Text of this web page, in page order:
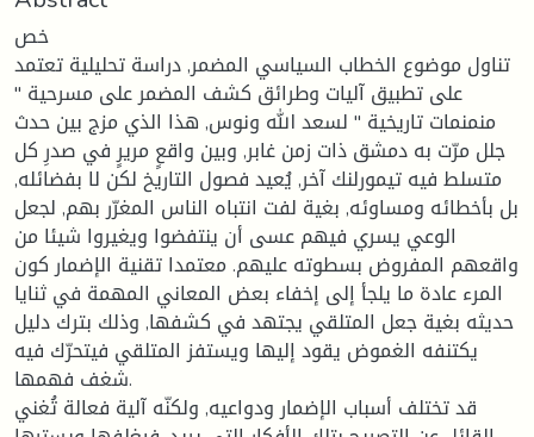
خص
تناول موضوع الخطاب السياسي المضمر, دراسة تحليلية تعتمد
على تطبيق آليات وطرائق كشف المضمر على مسرحية "
منمنمات تاريخية " لسعد الله ونوس, هذا الذي مزج بين حدث
جلل مرّت به دمشق ذات زمن غابر, وبين واقعٍ مريرٍ في صدرِ كل
متسلط فيه تيمورلنك آخر, يُعيد فصول التاريخ لكن لا بفضائله,
بل بأخطائه ومساوئه, بغية لفت انتباه الناس المغرّر بهم, لجعل
الوعي يسري فيهم عسى أن ينتفضوا ويغيروا شيئا من
واقعهم المفروض بسطوته عليهم. معتمدا تقنية الإضمار كون
المرء عادة ما يلجأ إلى إخفاء بعض المعاني المهمة في ثنايا
حديثه بغية جعل المتلقي يجتهد في كشفها, وذلك بترك دليل
يكتنفه الغموض يقود إليها ويستفز المتلقي فيتحرّك فيه
شغف فهمها.
قد تختلف أسباب الإضمار ودواعيه, ولكنّه آلية فعالة تُغني